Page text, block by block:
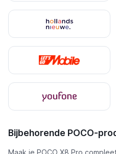
Bijbehorende POCO-
Maak je POCO X8 Pro